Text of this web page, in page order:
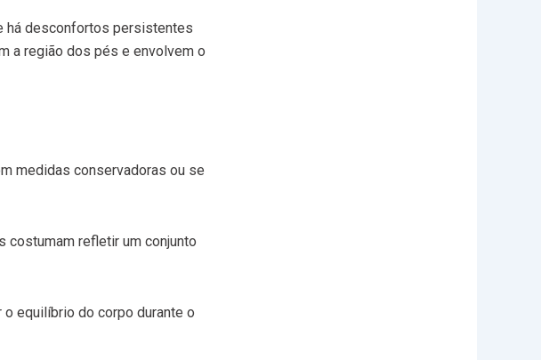
há desconfortos persistentes
a região dos pés e envolvem o
medidas conservadoras ou se
costumam refletir um conjunto
equilíbrio do corpo durante o